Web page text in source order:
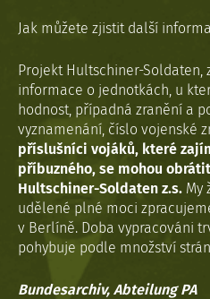
Jak můžete zjistit další
Projekt Hultschiner-Soldaten,
informace o jednotkách, u
hodnost, případná zranění a
vyznamenání, číslo vojenské
příslušníci vojáků, které
příbuzného, se mohou
Hultschiner-Soldaten z.s. My
udělené plné moci
v Berlíně. Doba vypracováni
pohybuje podle množství
Bundesarchiv, Abteilung PA